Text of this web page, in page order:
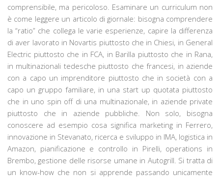
comprensibile, ma pericoloso. Esaminare un curriculum non
è come leggere un articolo di giornale: bisogna comprendere
la “ratio” che collega le varie esperienze, capire la differenza
di aver lavorato in Novartis piuttosto che in Chiesi, in General
Electric piuttosto che in FCA, in Barilla piuttosto che in Rana,
in multinazionali tedesche piuttosto che francesi, in aziende
con a capo un imprenditore piuttosto che in società con a
capo un gruppo familiare, in una start up quotata piuttosto
che in uno spin off di una multinazionale, in aziende private
piuttosto che in aziende pubbliche. Non solo, bisogna
conoscere ad esempio cosa significa marketing in Ferrero,
innovazione in Stevanato, ricerca e sviluppo in IMA, logistica in
Amazon, pianificazione e controllo in Pirelli, operations in
Brembo, gestione delle risorse umane in Autogrill. Si tratta di
un know-how che non si apprende passando unicamente